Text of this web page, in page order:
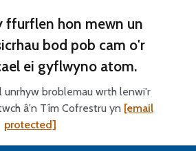
ffurflen hon mewn un
bod pob cam o'r
ei gyflwyno atom.
unrhyw broblemau wrth lenwi'r
â'n Tîm Cofrestru yn [email
protected]